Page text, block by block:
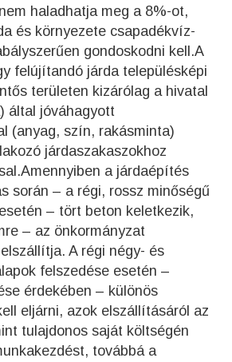
haladhatja meg a 8%-ot,
és környezete csapadékvíz-
gondoskodni kell.A
felújítandó járda településképi
területen kizárólag a hivatal
által jóváhagyott
(anyag, szín, rakásminta)
járdaszakaszokhoz
a járdaépítés
során – a régi, rossz minőségű
– tört beton keletkezik,
– az önkormányzat
A régi négy- és
felszedése esetén –
érdekében – különös
eljárni, azok elszállításáról az
tulajdonos saját költségén
továbbá a